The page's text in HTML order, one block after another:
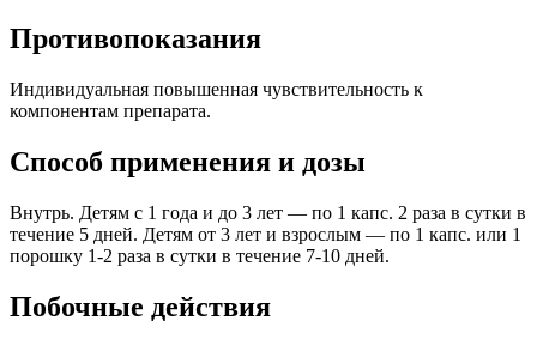
Противопоказания
Индивидуальная повышенная чувствительность к
компонентам препарата.
Способ применения и дозы
Внутрь. Детям с 1 года и до 3 лет — по 1 капс. 2 раза в сутки в
течение 5 дней. Детям от 3 лет и взрослым — по 1 капс. или 1
порошку 1-2 раза в сутки в течение 7-10 дней.
Побочные действия